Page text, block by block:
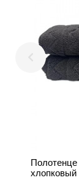
хлопковый